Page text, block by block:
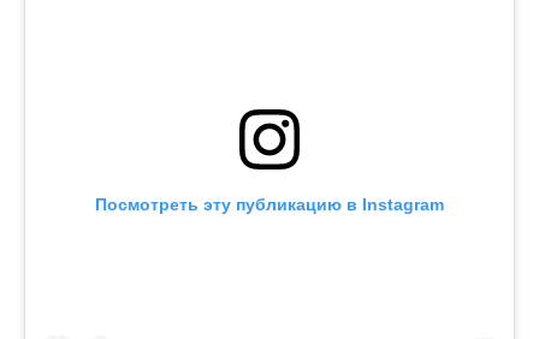
Посмотреть эту публикацию в Instagram